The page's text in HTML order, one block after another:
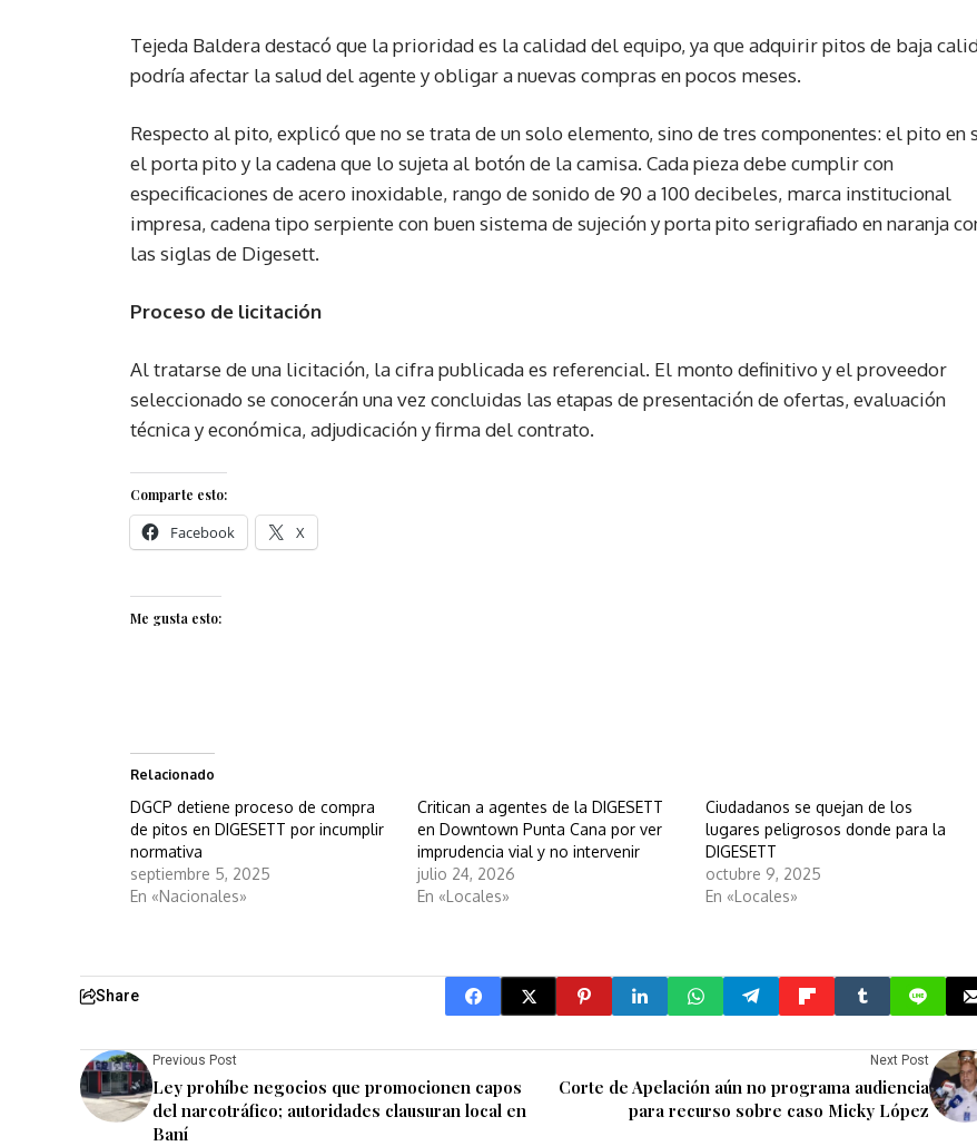
Tejeda Baldera destacó que la prioridad es la calidad del equipo, ya que adquirir pitos de baja
podría afectar la salud del agente y obligar a nuevas compras en pocos meses.
Respecto al pito, explicó que no se trata de un solo elemento, sino de tres componentes: el pito en
el porta pito y la cadena que lo sujeta al botón de la camisa. Cada pieza debe cumplir con
especificaciones de acero inoxidable, rango de sonido de 90 a 100 decibeles, marca institucional
impresa, cadena tipo serpiente con buen sistema de sujeción y porta pito serigrafiado en naranja
las siglas de Digesett.
Proceso de licitación
Al tratarse de una licitación, la cifra publicada es referencial. El monto definitivo y el proveedor
seleccionado se conocerán una vez concluidas las etapas de presentación de ofertas, evaluación
técnica y económica, adjudicación y firma del contrato.
Comparte esto:
Facebook X
Me gusta esto:
Relacionado
DGCP detiene proceso de compra
de pitos en DIGESETT por incumplir
normativa
septiembre 5, 2025
En «Nacionales»
Critican a agentes de la DIGESETT
en Downtown Punta Cana por ver
imprudencia vial y no intervenir
julio 24, 2026
En «Locales»
Ciudadanos se quejan de los
lugares peligrosos donde para la
DIGESETT
octubre 9, 2025
En «Locales»
Share
Previous Post
Ley prohíbe negocios que promocionen capos
del narcotráfico; autoridades clausuran local en
Baní
Next Post
Corte de Apelación aún no programa audiencia
para recurso sobre caso Micky López